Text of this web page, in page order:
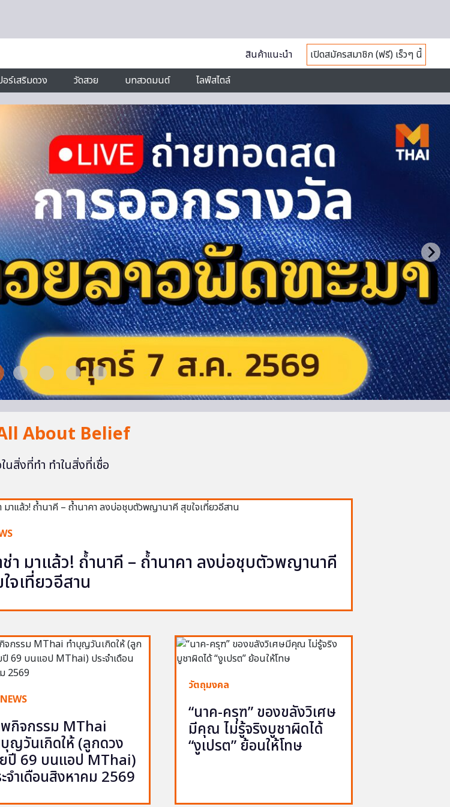
สินค้าแนะนำ
เปิดสมัครสมาชิก (ฟรี) เร็วๆ นี้
อร์เสริมดวง วัดสวย บทสวดมนต์ ไลฟ์สไตล์
About Belief
ในสิ่งที่ทำ ทำในสิ่งที่เชื่อ
ช่า มาแล้ว! ถ้ำนาคี – ถ้ำนาคา ลงบ่อชุบตัวพญานาคี
จเที่ยวอีสาน
กิจกรรม MThai
ญวันเกิดให้ (ลูกดวง
ปี 69 บนแอป MThai)
จำเดือนสิงหาคม 2569
วัตถุมงคล
“นาค-ครุฑ” ของขลังวิเศษ
มีคุณ ไม่รู้จริงบูชาผิดได้
“งูเปรต” ย้อนให้โทษ